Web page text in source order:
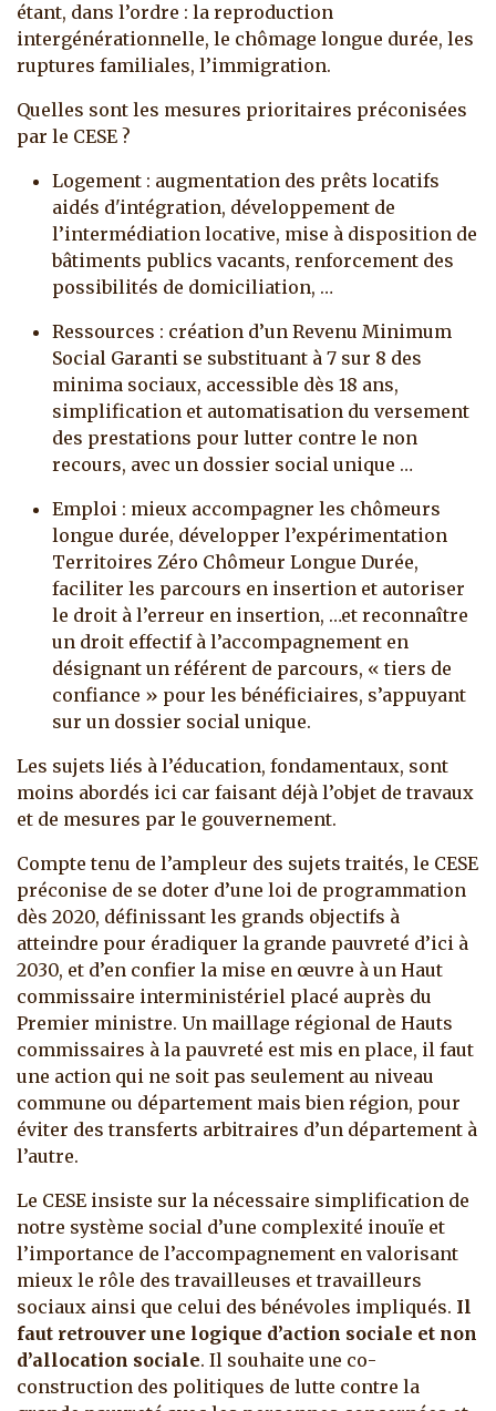
étant, dans l’ordre : la reproduction
intergénérationnelle, le chômage longue durée, les
ruptures familiales, l’immigration.
Quelles sont les mesures prioritaires préconisées
par le CESE ?
Logement : augmentation des prêts locatifs
aidés d'intégration, développement de
l’intermédiation locative, mise à disposition de
bâtiments publics vacants, renforcement des
possibilités de domiciliation, …
Ressources : création d’un Revenu Minimum
Social Garanti se substituant à 7 sur 8 des
minima sociaux, accessible dès 18 ans,
simplification et automatisation du versement
des prestations pour lutter contre le non
recours, avec un dossier social unique …
Emploi : mieux accompagner les chômeurs
longue durée, développer l’expérimentation
Territoires Zéro Chômeur Longue Durée,
faciliter les parcours en insertion et autoriser
le droit à l’erreur en insertion, …et reconnaître
un droit effectif à l’accompagnement en
désignant un référent de parcours, « tiers de
confiance » pour les bénéficiaires, s’appuyant
sur un dossier social unique.
Les sujets liés à l’éducation, fondamentaux, sont
moins abordés ici car faisant déjà l’objet de travaux
et de mesures par le gouvernement.
Compte tenu de l’ampleur des sujets traités, le CESE
préconise de se doter d’une loi de programmation
dès 2020, définissant les grands objectifs à
atteindre pour éradiquer la grande pauvreté d’ici à
2030, et d’en confier la mise en œuvre à un Haut
commissaire interministériel placé auprès du
Premier ministre. Un maillage régional de Hauts
commissaires à la pauvreté est mis en place, il faut
une action qui ne soit pas seulement au niveau
commune ou département mais bien région, pour
éviter des transferts arbitraires d’un département à
l’autre.
Le CESE insiste sur la nécessaire simplification de
notre système social d’une complexité inouïe et
l’importance de l’accompagnement en valorisant
mieux le rôle des travailleuses et travailleurs
sociaux ainsi que celui des bénévoles impliqués. Il
faut retrouver une logique d’action sociale et non
d’allocation sociale. Il souhaite une co-
construction des politiques de lutte contre la